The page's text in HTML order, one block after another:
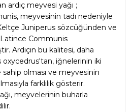
ardıç meyvesi yağı ;
meyvesinin tadı nedeniyle
Juniperus sözcüğünden ve
Communis
Ardıçın bu kalitesi, daha
oxycedrus'tan, iğnelerinin iki
olması ve meyvesinin
farklılık gösterir.
meyvelerinin buharla